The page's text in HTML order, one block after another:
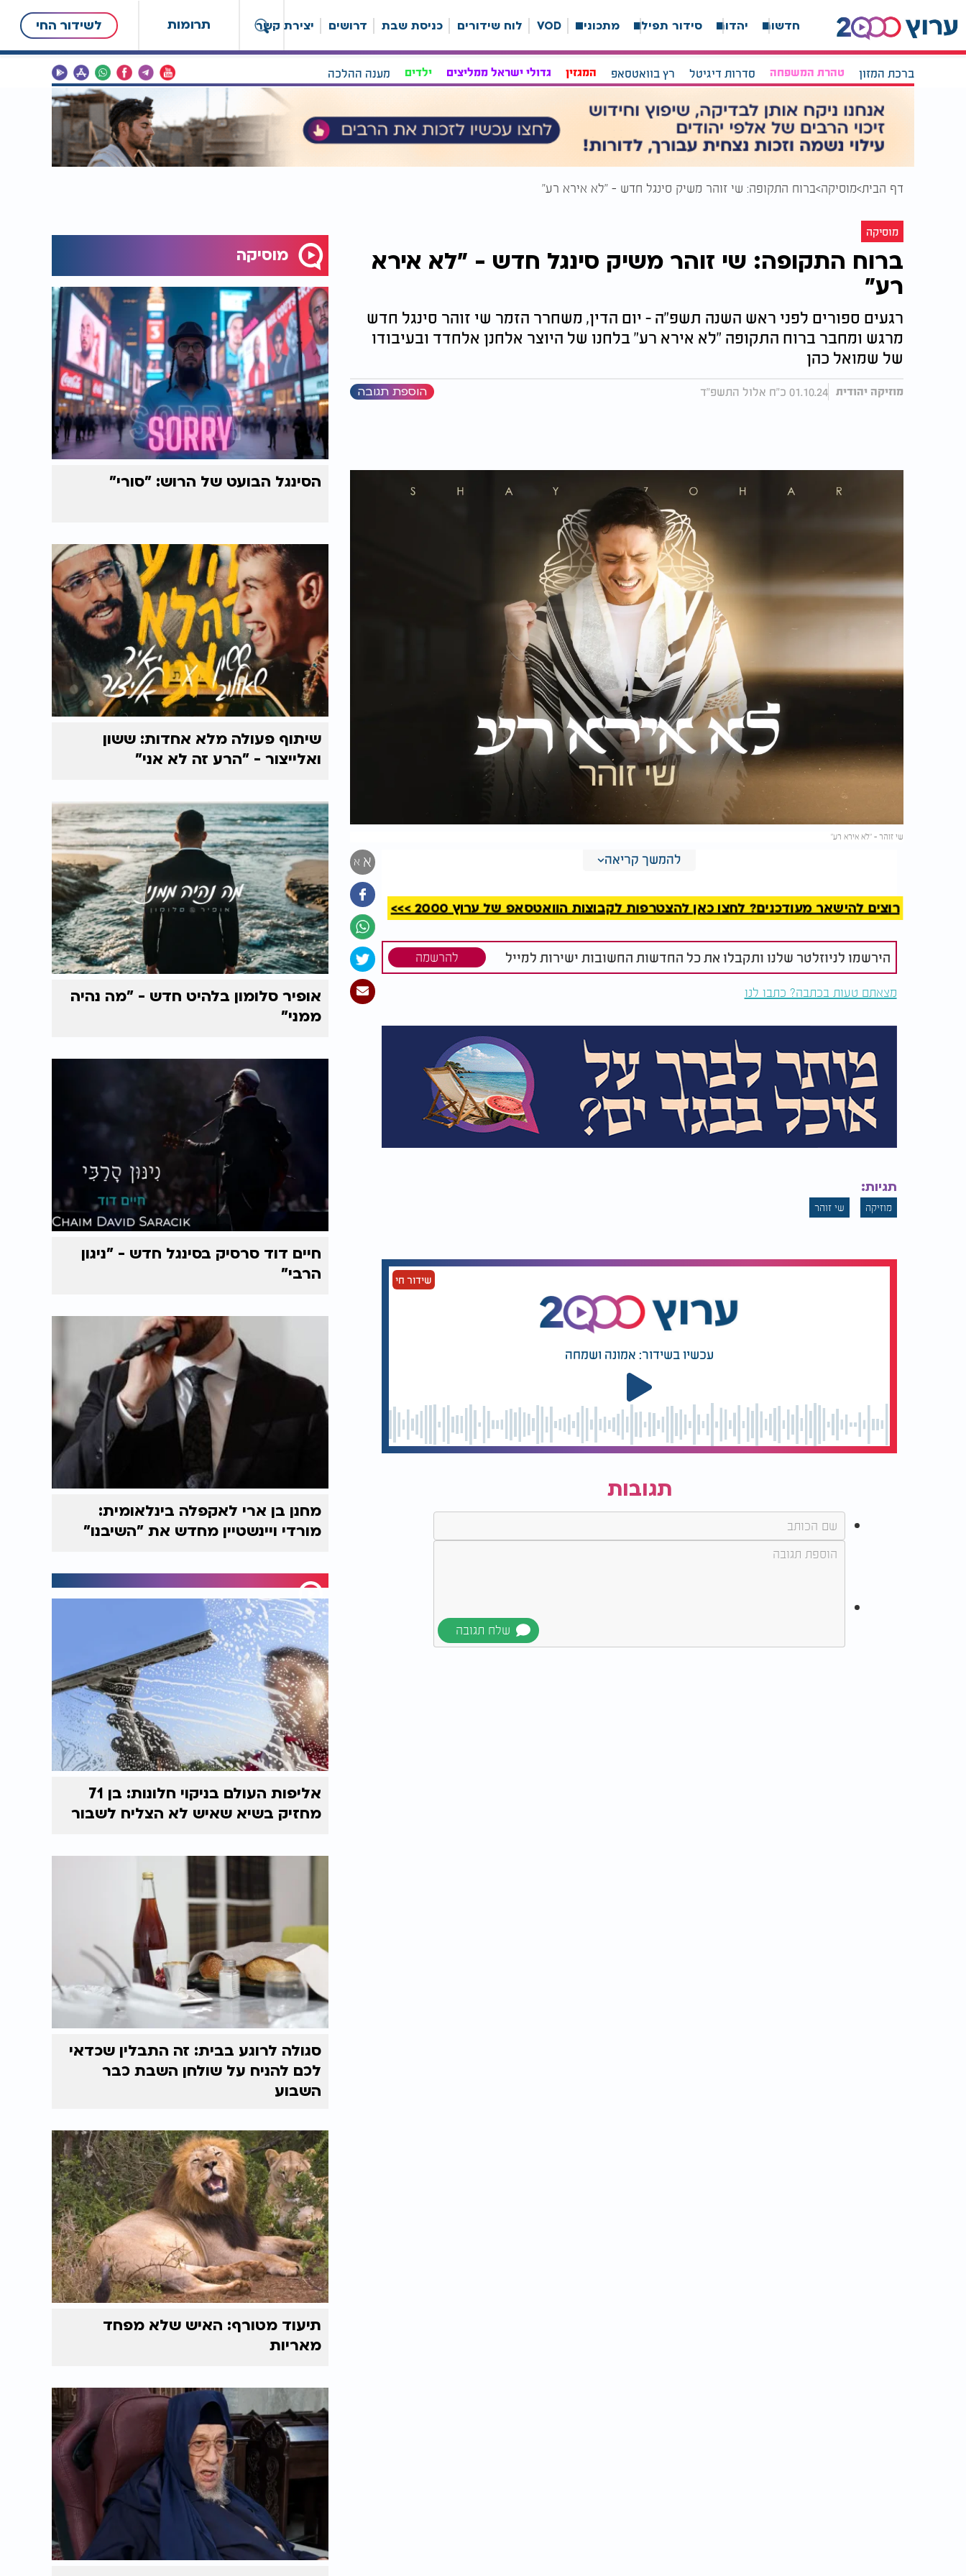
תרומות לשידור החי חדשות יהדות סידור תפילה מתכונים VOD לוח שידורים כניסת שבת דרושים יצירת קשר
ברכת המזון טהרת המשפחה סדרות דיגיטל רץ בוואטסאפ המגזין גדולי ישראל ממליצים ילדים מענה ההלכה
דף הבית מוסיקה ברוח התקופה: שי זוהר משיק סינגל חדש - "לא אירא רע"
מוסיקה
ברוח התקופה: שי זוהר משיק סינגל חדש - "לא אירא
רע"
רגעים ספורים לפני ראש השנה תשפ"ה - יום הדין, משחרר הזמר שי זוהר סינגל חדש
מרגש ומחבר ברוח התקופה "לא אירא רע" בלחנו של היוצר אלחנן אלחדד ובעיבודו
של שמואל כהן
מוזיקה יהודית 01.10.24 כ"ח אלול התשפ"ד הוספת תגובה
שי זוהר - "לא אירא רע"
א א
"לא אירא רע" זהו הסינגל השני של זוהר שיוצא כעת, לפני מספר חודשים הושק סינגל הבכורה
להמשך קריאה
רוצים להישאר מעודכנים? לחצו כאן להצטרפות לקבוצות הוואטסאפ של ערוץ 2000 >>>
הירשמו לניוזלטר שלנו ותקבלו את כל החדשות החשובות ישירות למייל להרשמה
מצאתם טעות בכתבה? כתבו לנו
תגיות:
מוזיקה שי זוהר
שידור חי
עכשיו בשידור: אמונה ושמחה
תגובות
מוסיקה
הסינגל הבועט של הרוש: "סורי"
שיתוף פעולה מלא אחדות: ששון
ואלייצור - "הרע זה לא אני"
אופיר סלומון בלהיט חדש - "מה נהיה
ממני"
חיים דוד סרסיק בסינגל חדש - "ניגון
הרבי"
מחנן בן ארי לאקפלה בינלאומית:
מורדי ויינשטיין מחדש את "השיבנו"
אליפות העולם בניקוי חלונות: בן 71
מחזיק בשיא שאיש לא הצליח לשבור
סגולה לרוגע בבית: זה התבלין שכדאי
לכם להניח על שולחן השבת כבר
השבוע
תיעוד מטורף: האיש שלא מפחד
מאריות